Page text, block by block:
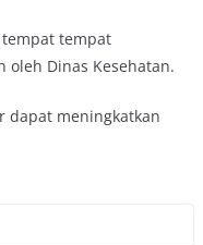
tempat
oleh Dinas Kesehatan.
dapat meningkatkan